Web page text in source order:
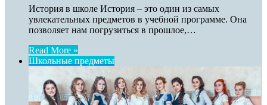
История в школе История – это один из самых
увлекательных предметов в учебной программе. Она
позволяет нам погрузиться в прошлое,…
Read More »
Школьные предметы